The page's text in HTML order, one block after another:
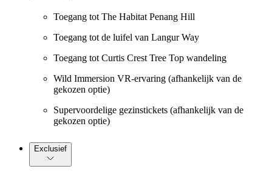
Toegang tot The Habitat Penang Hill
Toegang tot de luifel van Langur Way
Toegang tot Curtis Crest Tree Top wandeling
Wild Immersion VR-ervaring (afhankelijk van de
gekozen optie)
Supervoordelige gezinstickets (afhankelijk van de
gekozen optie)
Exclusief